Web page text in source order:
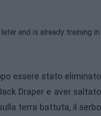
essere stato eliminato
Draper e aver saltato
terra battuta, il serbo